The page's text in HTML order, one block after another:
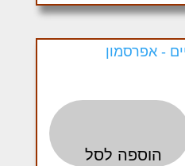
הוספה לסל